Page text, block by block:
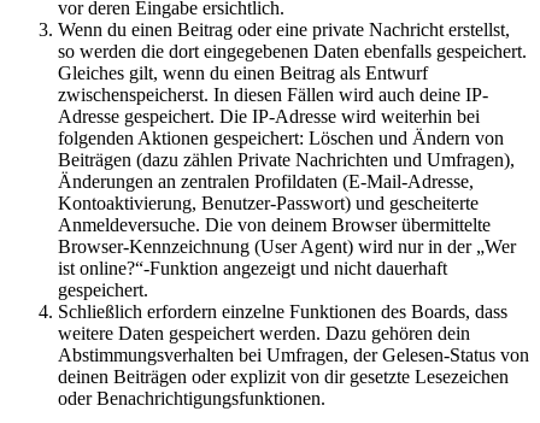
vor deren Eingabe ersichtlich.
Wenn du einen Beitrag oder eine private Nachricht erstellst,
so werden die dort eingegebenen Daten ebenfalls gespeichert.
Gleiches gilt, wenn du einen Beitrag als Entwurf
zwischenspeicherst. In diesen Fällen wird auch deine IP-
Adresse gespeichert. Die IP-Adresse wird weiterhin bei
folgenden Aktionen gespeichert: Löschen und Ändern von
Beiträgen (dazu zählen Private Nachrichten und Umfragen),
Änderungen an zentralen Profildaten (E-Mail-Adresse,
Kontoaktivierung, Benutzer-Passwort) und gescheiterte
Anmeldeversuche. Die von deinem Browser übermittelte
Browser-Kennzeichnung (User Agent) wird nur in der „Wer
ist online?“-Funktion angezeigt und nicht dauerhaft
gespeichert.
Schließlich erfordern einzelne Funktionen des Boards, dass
weitere Daten gespeichert werden. Dazu gehören dein
Abstimmungsverhalten bei Umfragen, der Gelesen-Status von
deinen Beiträgen oder explizit von dir gesetzte Lesezeichen
oder Benachrichtigungsfunktionen.